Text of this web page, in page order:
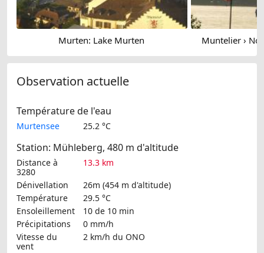
Murten: Lake Murten Muntelier ›
Observation actuelle
Température de l'eau
Murtensee 25.2 °C
Station: Mühleberg, 480 m d'altitude
Distance à
3280
13.3 km
Dénivellation
26m (454 m d'altitude)
Température
29.5 °C
Ensoleillement
10 de 10 min
Précipitations
0 mm/h
Vitesse du
vent
2 km/h du ONO